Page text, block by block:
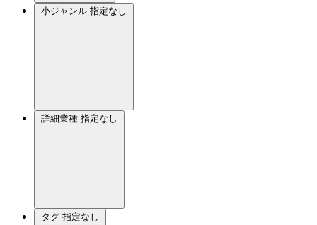
小ジャンル 指定なし
詳細業種 指定なし
タグ 指定なし